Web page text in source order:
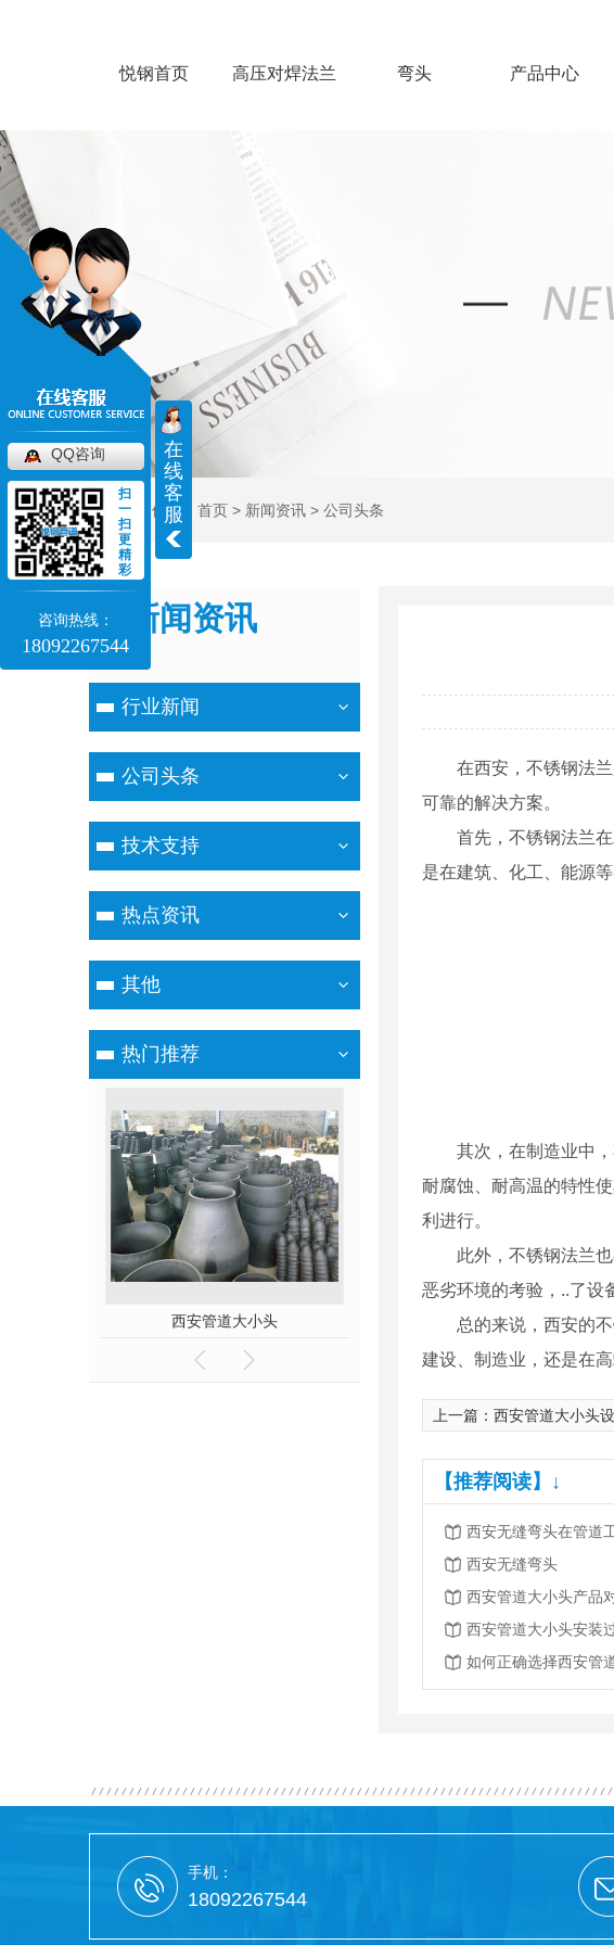
悦钢首页 高压对焊法兰 弯头 产品中心
当前位置： 首页 > 新闻资讯 > 公司头条
新闻资讯
NEWS
行业新闻
公司头条
技术支持
热点资讯
其他
热门推荐
西安管道大小头 西安国标无缝弯头
在西安，不锈钢法
可靠的解决方案。
首先，不锈钢法兰
是在建筑、化工、能源
其次，在制造业中
耐腐蚀、耐高温的特性
利进行。
此外，不锈钢法兰
恶劣环境的考验，..了设
总的来说，西安的
建设、制造业，还是在
上一篇： 西安管道大小头
【推荐阅读】↓
西安无缝弯头在管道
西安无缝弯头
西安管道大小头产品
西安管道大小头安装
如何正确选择西安管
手机：
18092267544
在
线
客
服
QQ咨询
扫
一
扫
更
精
彩
咨询热线：
18092267544